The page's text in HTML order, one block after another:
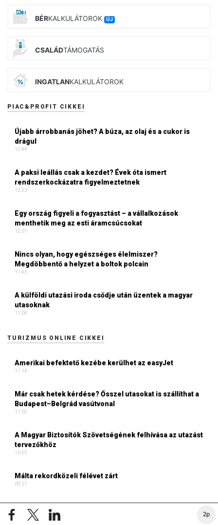
2p
BÉRKALKULÁTOROK ÚJ
CSALÁDTÁMOGATÁS
INGATLANKALKULÁTOROK
PIAC&PROFIT CIKKEI
Újabb árrobbanás jöhet? A búza, az olaj és a cukor is
drágul
12:44
A paksi leállás csak a kezdet? Évek óta ismert
rendszerkockázatra figyelmeztetnek
12:23
Egy ország figyeli a fogyasztást – a vállalkozások
menthetik meg az esti áramcsúcsokat
12:01
Nincs olyan, hogy egészséges élelmiszer?
Megdöbbentő a helyzet a boltok polcain
11:43
A külföldi utazási iroda csődje után üzentek a magyar
utasoknak
11:04
TURIZMUS ONLINE CIKKEI
Amerikai befektető kezébe kerülhet az easyJet
11:14
Már csak hetek kérdése? Ősszel utasokat is szállíthat a
Budapest–Belgrád vasútvonal
11:02
A Magyar Biztosítók Szövetségének felhívása az utazást
tervezőkhöz
10:55
Málta rekordközeli félévet zárt
09:27
Bécsi különleges helyek: eddig zárva volt a
nagyközönség előtt, szeptemberben viszont bárki